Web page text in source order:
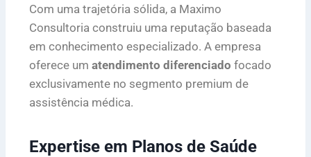
Com uma trajetória sólida, a Maximo
Consultoria construiu uma reputação baseada
em conhecimento especializado. A empresa
oferece um atendimento diferenciado focado
exclusivamente no segmento premium de
assistência médica.
Expertise em Planos de Saúde